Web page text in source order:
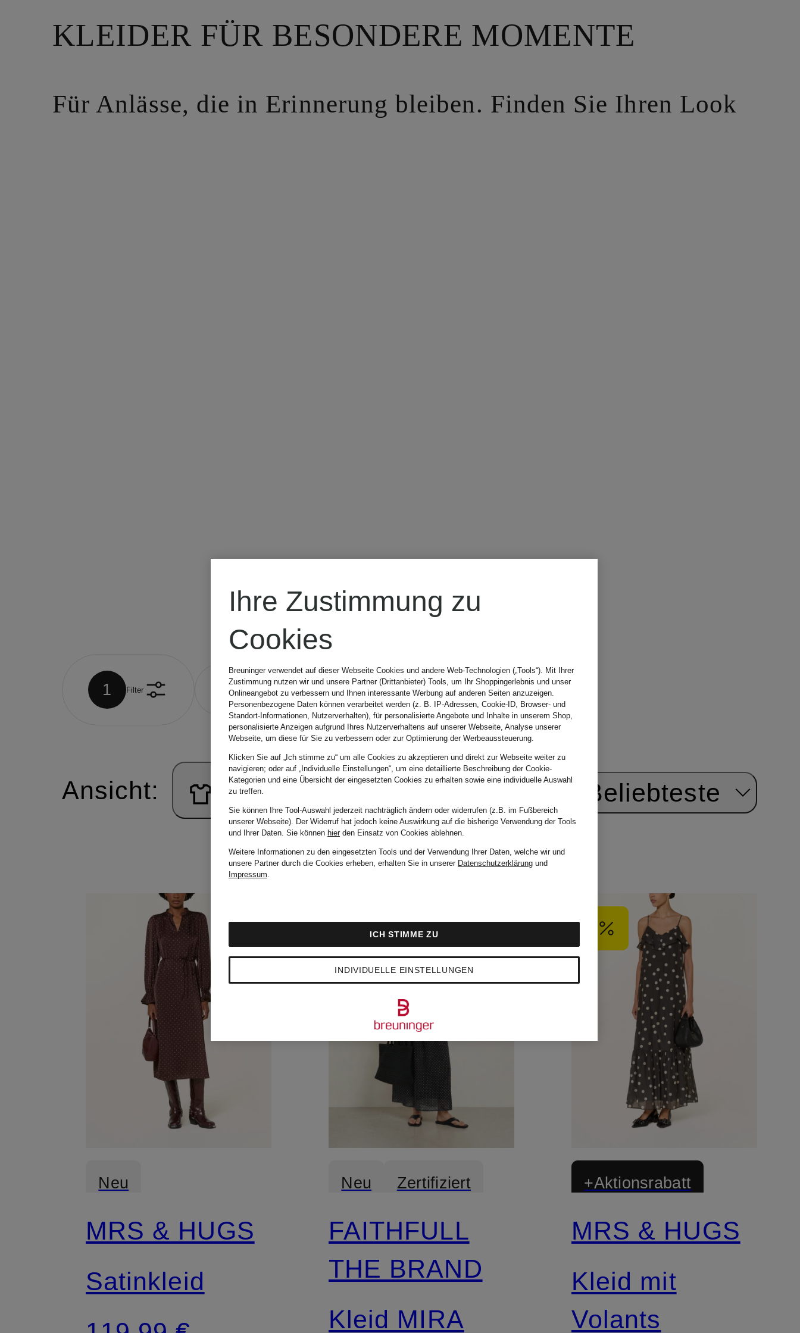
KLEIDER FÜR BESONDERE MOMENTE
Für Anlässe, die in Erinnerung bleiben. Finden Sie Ihren Look
Kleider mit tropischen Prints
1 Filter Größe Marke Farbe
Ansicht: Beliebteste
Neu
MRS & HUGS
Satinkleid
Neu Zertifiziert
FAITHFULL
THE BRAND
Kleid MIRA
+Aktionsrabatt
MRS & HUGS
Kleid mit
Volants
Ihre Zustimmung zu
Cookies
Breuninger verwendet auf dieser Webseite Cookies und andere Web-Technologien („Tools“). Mit Ihrer
Zustimmung nutzen wir und unsere Partner (Drittanbieter) Tools, um Ihr Shoppingerlebnis und unser
Onlineangebot zu verbessern und Ihnen interessante Werbung auf anderen Seiten anzuzeigen.
Personenbezogene Daten können verarbeitet werden (z. B. IP-Adressen, Cookie-ID, Browser- und
Standort-Informationen, Nutzerverhalten), für personalisierte Angebote und Inhalte in unserem Shop,
personalisierte Anzeigen aufgrund Ihres Nutzerverhaltens auf unserer Webseite, Analyse unserer
Webseite, um diese für Sie zu verbessern oder zur Optimierung der Werbeaussteuerung.
Klicken Sie auf „Ich stimme zu“ um alle Cookies zu akzeptieren und direkt zur Webseite weiter zu
navigieren; oder auf „Individuelle Einstellungen“, um eine detaillierte Beschreibung der Cookie-
Kategorien und eine Übersicht der eingesetzten Cookies zu erhalten sowie eine individuelle Auswahl
zu treffen.
Sie können Ihre Tool-Auswahl jederzeit nachträglich ändern oder widerrufen (z.B. im Fußbereich
unserer Webseite). Der Widerruf hat jedoch keine Auswirkung auf die bisherige Verwendung der Tools
und Ihrer Daten. Sie können hierden Einsatz von Cookies ablehnen.
Weitere Informationen zu den eingesetzten Tools und der Verwendung Ihrer Daten, welche wir und
unsere Partner durch die Cookies erheben, erhalten Sie in unserer Datenschutzerklärung und
Impressum.
INDIVIDUELLE EINSTELLUNGEN
ICH STIMME ZU